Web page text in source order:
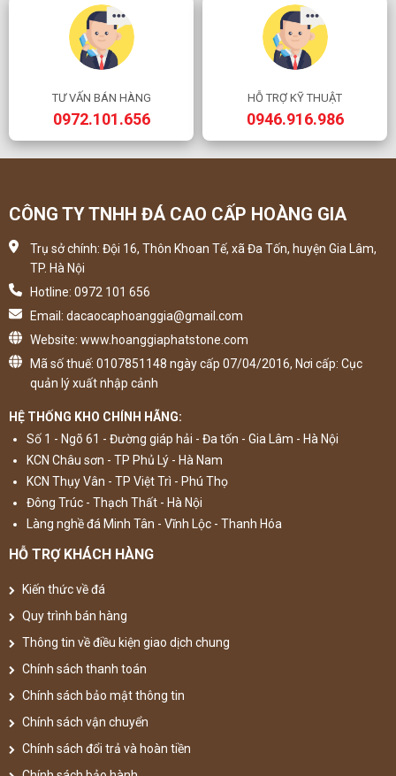
TƯ VẤN BÁN HÀNG
0972.101.656
HỖ TRỢ KỸ THUẬT
0946.916.986
CÔNG TY TNHH ĐÁ CAO CẤP HOÀNG GIA
Trụ sở chính: Đội 16, Thôn Khoan Tế, xã Đa Tốn, huyện Gia Lâm,
TP. Hà Nội
Hotline: 0972 101 656
Email: dacaocaphoanggia@gmail.com
Website: www.hoanggiaphatstone.com
Mã số thuế: 0107851148 ngày cấp 07/04/2016, Nơi cấp: Cục
quản lý xuất nhập cảnh
HỆ THỐNG KHO CHÍNH HÃNG:
Số 1 - Ngõ 61 - Đường giáp hải - Đa tốn - Gia Lâm - Hà Nội
KCN Châu sơn - TP Phủ Lý - Hà Nam
KCN Thụy Vân - TP Việt Trì - Phú Thọ
Đông Trúc - Thạch Thất - Hà Nội
Làng nghề đá Minh Tân - Vĩnh Lộc - Thanh Hóa
HỖ TRỢ KHÁCH HÀNG
Kiến thức về đá
Quy trình bán hàng
Thông tin về điều kiện giao dịch chung
Chính sách thanh toán
Chính sách bảo mật thông tin
Chính sách vận chuyển
Chính sách đổi trả và hoàn tiền